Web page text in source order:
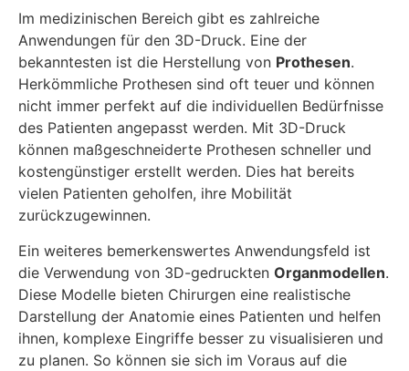
Im medizinischen Bereich gibt es zahlreiche
Anwendungen für den 3D-Druck. Eine der
bekanntesten ist die Herstellung von Prothesen.
Herkömmliche Prothesen sind oft teuer und können
nicht immer perfekt auf die individuellen Bedürfnisse
des Patienten angepasst werden. Mit 3D-Druck
können maßgeschneiderte Prothesen schneller und
kostengünstiger erstellt werden. Dies hat bereits
vielen Patienten geholfen, ihre Mobilität
zurückzugewinnen.
Ein weiteres bemerkenswertes Anwendungsfeld ist
die Verwendung von 3D-gedruckten Organmodellen.
Diese Modelle bieten Chirurgen eine realistische
Darstellung der Anatomie eines Patienten und helfen
ihnen, komplexe Eingriffe besser zu visualisieren und
zu planen. So können sie sich im Voraus auf die